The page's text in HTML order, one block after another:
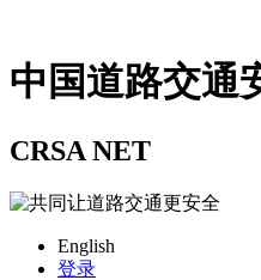
中国道路交通
CRSA NET
English
登录